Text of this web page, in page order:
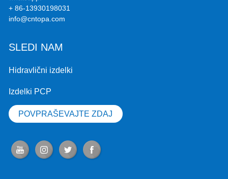
+ 86-13930198031
info@cntopa.com
SLEDI NAM
Hidravlični izdelki
Izdelki PCP
POVPRAŠEVAJTE ZDAJ